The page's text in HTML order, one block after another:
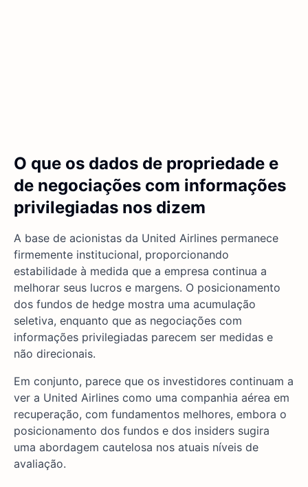
O que os dados de propriedade e
de negociações com informações
privilegiadas nos dizem
A base de acionistas da United Airlines permanece
firmemente institucional, proporcionando
estabilidade à medida que a empresa continua a
melhorar seus lucros e margens. O posicionamento
dos fundos de hedge mostra uma acumulação
seletiva, enquanto que as negociações com
informações privilegiadas parecem ser medidas e
não direcionais.
Em conjunto, parece que os investidores continuam a
ver a United Airlines como uma companhia aérea em
recuperação, com fundamentos melhores, embora o
posicionamento dos fundos e dos insiders sugira
uma abordagem cautelosa nos atuais níveis de
avaliação.